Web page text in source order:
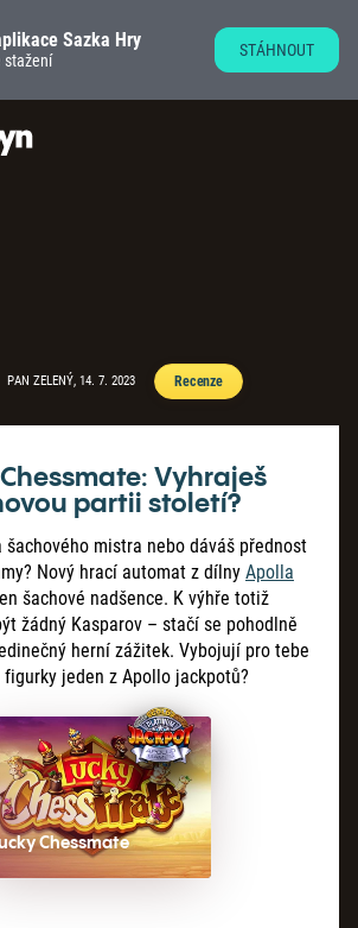
PAN ZELENÝ, 14. 7. 2023 Recenze
Vyhraješ
partii století?
šachového mistra nebo dáváš přednost
Nový hrací automat z dílny Apolla
šachové nadšence. K výhře totiž
žádný Kasparov – stačí se pohodlně
herní zážitek. Vybojují pro tebe
figurky jeden z Apollo jackpotů?
Chessmate
Sazka Hry
stažení
STÁHNOUT